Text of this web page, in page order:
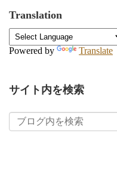
Translation
Powered by Translate
サイト内を検索